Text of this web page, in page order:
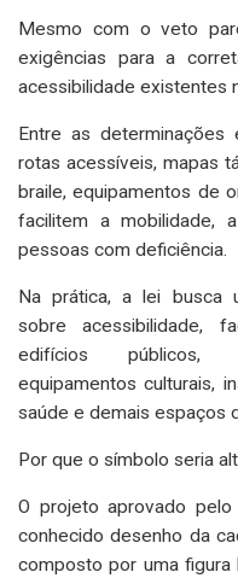
Mesmo com o veto
exigências para a
acessibilidade existentes
Entre as determinações
rotas acessíveis, mapas
braile, equipamentos de
facilitem a mobilidade,
pessoas com deficiência.
Na prática, a lei busca
sobre acessibilidade,
edifícios públicos,
equipamentos culturais,
saúde e demais espaços
Por que o símbolo seria
O projeto aprovado
conhecido desenho da
composto por uma